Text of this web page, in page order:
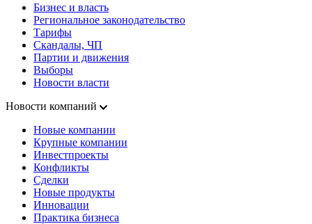
Бизнес и власть
Региональное законодательство
Тарифы
Скандалы, ЧП
Партии и движения
Выборы
Новости власти
Новости компаний
Новые компании
Крупные компании
Инвестпроекты
Конфликты
Сделки
Новые продукты
Инновации
Практика бизнеса